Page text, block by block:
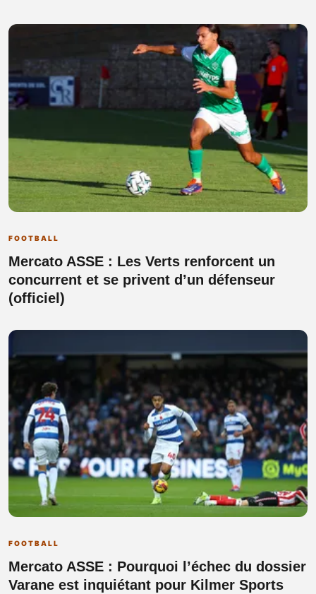
FOOTBALL
Mercato ASSE : Les Verts renforcent un
concurrent et se privent d’un défenseur
(officiel)
FOOTBALL
Mercato ASSE : Pourquoi l’échec du dossier
Varane est inquiétant pour Kilmer Sports